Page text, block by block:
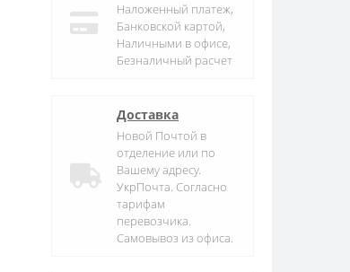
Наложенный платеж,
Банковской картой,
Наличными в офисе,
Безналичный расчет
Доставка
Новой Почтой в
отделение или по
Вашему адресу.
УкрПочта. Согласно
тарифам
перевозчика.
Самовывоз из офиса.